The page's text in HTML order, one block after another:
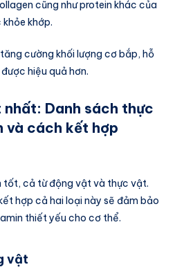
cũng như protein khác của
khớp.
cường khối lượng cơ bắp, hỗ
hiệu quả hơn.
Danh sách thực
và cách kết hợp
tốt, cả từ động vật và thực vật.
hợp cả hai loại này sẽ đảm bảo
thiết yếu cho cơ thể.
vật